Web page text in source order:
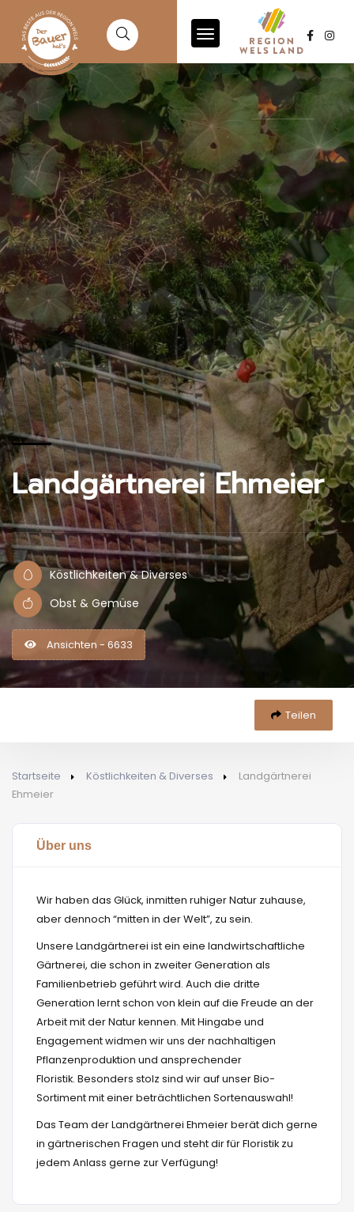
Landgärtnerei Ehmeier
Köstlichkeiten & Diverses
Obst & Gemüse
Ansichten - 6633
Teilen
Startseite Köstlichkeiten & Diverses
Landgärtnerei
Ehmeier
Über uns
Wir haben das Glück, inmitten ruhiger Natur zuhause,
aber dennoch “mitten in der Welt”, zu sein.
Unsere Landgärtnerei ist ein eine landwirtschaftliche
Gärtnerei, die schon in zweiter Generation als
Familienbetrieb geführt wird. Auch die dritte
Generation lernt schon von klein auf die Freude an der
Arbeit mit der Natur kennen. Mit Hingabe und
Engagement widmen wir uns der nachhaltigen
Pflanzenproduktion und ansprechender
Floristik. Besonders stolz sind wir auf unser Bio-
Sortiment mit einer beträchtlichen Sortenauswahl!
Das Team der Landgärtnerei Ehmeier berät dich gerne
in gärtnerischen Fragen und steht dir für Floristik zu
jedem Anlass gerne zur Verfügung!